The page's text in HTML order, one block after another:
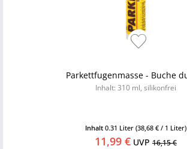
Parkettfugenmasse - Buche
Inhalt: 310 ml, silikonfrei
Inhalt 0.31 Liter (38,68 € / 1 Liter)
11,99 € UVP 16,15 €